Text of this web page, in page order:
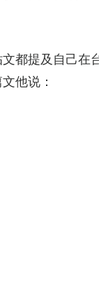
都提及自己在
他说：